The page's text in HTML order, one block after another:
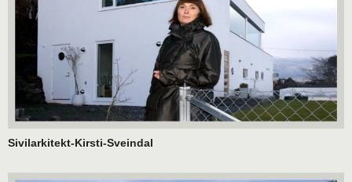
Sivilarkitekt-Kirsti-Sveindal